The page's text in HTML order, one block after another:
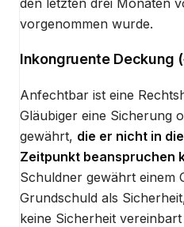
vorgenommen wurde.
Inkongruente Deckung
Anfechtbar ist eine
Gläubiger eine Sicherung
gewährt, die er nicht in
Zeitpunkt beanspruchen
Schuldner gewährt einem
Grundschuld als
keine Sicherheit